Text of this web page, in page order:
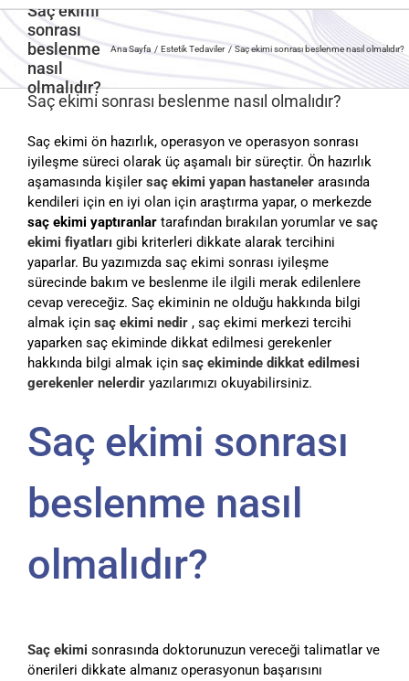
Saç ekimi
sonrası
beslenme
nasıl
olmalıdır?
Ana Sayfa Estetik Tedaviler Saç ekimi sonrası beslenme nasıl olmalıdır?
Saç ekimi sonrası beslenme nasıl olmalıdır?
Saç ekimi ön hazırlık, operasyon ve operasyon sonrası
iyileşme süreci olarak üç aşamalı bir süreçtir. Ön hazırlık
aşamasında kişiler saç ekimi yapan hastaneler arasında
kendileri için en iyi olan için araştırma yapar, o merkezde
saç ekimi yaptıranlar tarafından bırakılan yorumlar ve saç
ekimi fiyatları gibi kriterleri dikkate alarak tercihini
yaparlar. Bu yazımızda saç ekimi sonrası iyileşme
sürecinde bakım ve beslenme ile ilgili merak edilenlere
cevap vereceğiz. Saç ekiminin ne olduğu hakkında bilgi
almak için saç ekimi nedir , saç ekimi merkezi tercihi
yaparken saç ekiminde dikkat edilmesi gerekenler
hakkında bilgi almak için saç ekiminde dikkat edilmesi
gerekenler nelerdir yazılarımızı okuyabilirsiniz.
Saç ekimi sonrası
beslenme nasıl
olmalıdır?
Saç ekimi sonrasında doktorunuzun vereceği talimatlar ve
önerileri dikkate almanız operasyonun başarısını